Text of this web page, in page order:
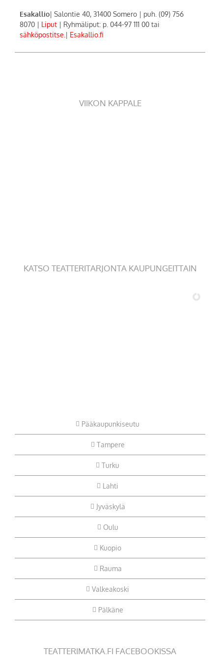
Esakallio| Salontie 40, 31400 Somero | puh. (09) 756
8070 | Liput | Ryhmäliput: p. 044-97 111 00 tai
sähköpostitse. | Esakallio.fi
VIIKON KAPPALE
KATSO TEATTERITARJONTA KAUPUNGEITTAIN
Pääkaupunkiseutu
Tampere
Turku
Lahti
Jyväskylä
Oulu
Kuopio
Rauma
Valkeakoski
Pälkäne
TEATTERIMATKA.FI FACEBOOKISSA